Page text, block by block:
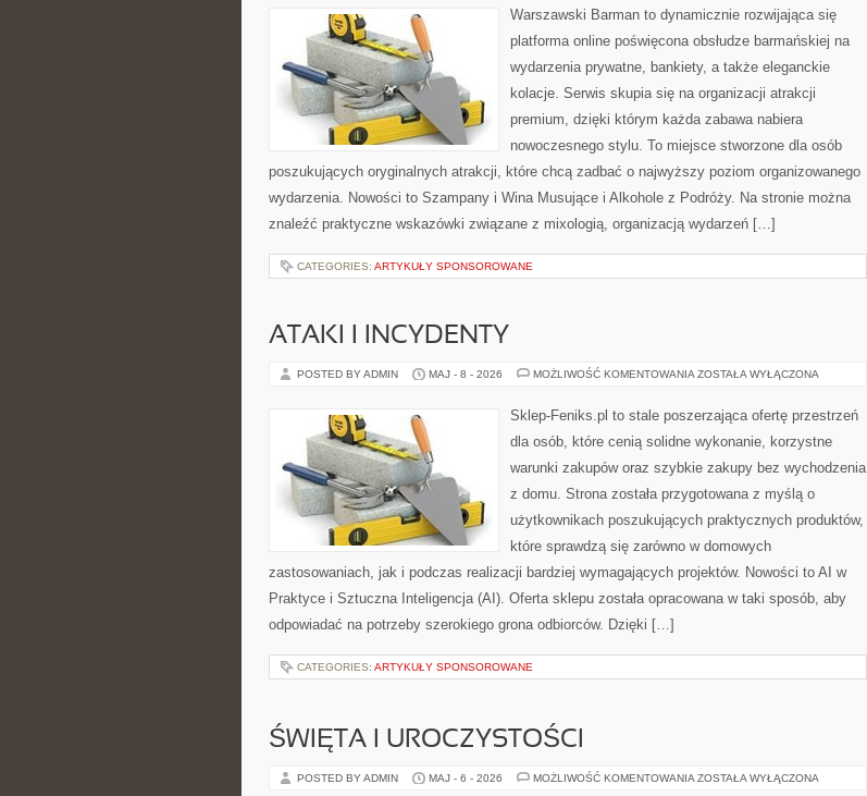
ALKOHOLU
Warszawski Barman to dynamicznie rozwijająca się
platforma online poświęcona obsłudze barmańskiej na
wydarzenia prywatne, bankiety, a także eleganckie
kolacje. Serwis skupia się na organizacji atrakcji
premium, dzięki którym każda zabawa nabiera
nowoczesnego stylu. To miejsce stworzone dla osób
poszukujących oryginalnych atrakcji, które chcą zadbać o najwyższy poziom organizowanego
wydarzenia. Nowości to Szampany i Wina Musujące i Alkohole z Podróży. Na stronie można
znaleźć praktyczne wskazówki związane z mixologią, organizacją wydarzeń […]
CATEGORIES: ARTYKUŁY SPONSOROWANE
ATAKI I INCYDENTY
POSTED BY ADMIN MAJ - 8 - 2026 MOŻLIWOŚĆ KOMENTOWANIA ATAKI
ZOSTAŁA WYŁĄCZONA
Sklep-Feniks.pl to stale poszerzająca ofertę przestrzeń
dla osób, które cenią solidne wykonanie, korzystne
warunki zakupów oraz szybkie zakupy bez wychodzenia
z domu. Strona została przygotowana z myślą o
użytkownikach poszukujących praktycznych produktów,
które sprawdzą się zarówno w domowych
zastosowaniach, jak i podczas realizacji bardziej wymagających projektów. Nowości to AI w
Praktyce i Sztuczna Inteligencja (AI). Oferta sklepu została opracowana w taki sposób, aby
odpowiadać na potrzeby szerokiego grona odbiorców. Dzięki […]
CATEGORIES: ARTYKUŁY SPONSOROWANE
ŚWIĘTA I UROCZYSTOŚCI
POSTED BY ADMIN MAJ - 6 - 2026 MOŻLIWOŚĆ KOMENTOWANIA ŚWIĘTA
ZOSTAŁA WYŁĄCZONA